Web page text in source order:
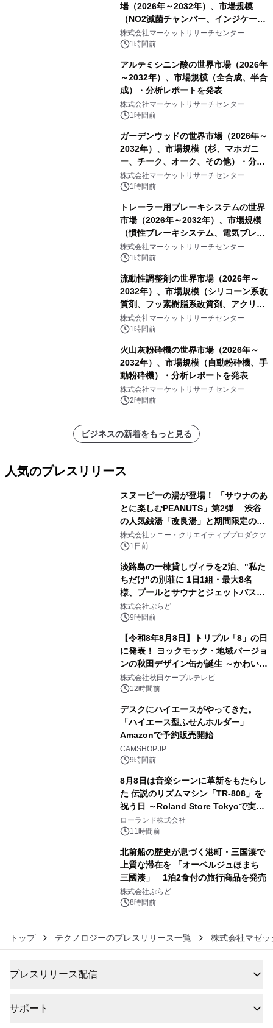
場（2026年～2032年）、市場規模
（NO2滅菌チャンバー、インジケータ
ーおよびモニタリングシステム、その
他）・分析レポートを発表
株式会社マーケットリサーチセンター
1時間前
アルテミシニン酸の世界市場（2026年
～2032年）、市場規模（全合成、半合
成）・分析レポートを発表
株式会社マーケットリサーチセンター
1時間前
ガーデンウッドの世界市場（2026年～
2032年）、市場規模（杉、マホガニ
ー、チーク、オーク、その他）・分析
レポートを発表
株式会社マーケットリサーチセンター
1時間前
トレーラー用ブレーキシステムの世界
市場（2026年～2032年）、市場規模
（慣性ブレーキシステム、電気ブレー
キシステム、その他）・分析レポート
を発表
株式会社マーケットリサーチセンター
1時間前
流動性調整剤の世界市場（2026年～
2032年）、市場規模（シリコーン系改
質剤、フッ素樹脂系改質剤、アクリル
系改質剤、ポリウレタン系改質剤、ワ
ックス系改質剤）・分析レポートを発
株式会社マーケットリサーチセンター
1時間前
火山灰粉砕機の世界市場（2026年～
2032年）、市場規模（自動粉砕機、手
動粉砕機）・分析レポートを発表
株式会社マーケットリサーチセンター
2時間前
ビジネスの新着をもっと見る
人気のプレスリリース
スヌーピーの湯が登場！ 「サウナのあ
とに楽しむPEANUTS」第2弾 渋谷
の人気銭湯「改良湯」と期間限定のコ
ラボレーション サウナイキタイコラ
ボグッズも発売決定！
株式会社ソニー・クリエイティブプロダクツ
1日前
淡路島の一棟貸しヴィラを2泊、"私た
ちだけ"の別荘に 1日1組・最大8名
様、プールとサウナとジェットバス付
きで Villa Mon Temps AWAJIの連泊
素泊りプラン
株式会社ぷらど
9時間前
【令和8年8月8日】トリプル「8」の日
に発表！ ヨックモック・地域バージョ
ンの秋田デザイン缶が誕生 ～かわいい
秋田犬の子犬と秋田の四季と名所を巡
るパッケージ～ 9月1日(火)秋田県内で
株式会社秋田ケーブルテレビ
12時間前
デスクにハイエースがやってきた。
「ハイエース型ふせんホルダー」
Amazonで予約販売開始
CAMSHOP.JP
9時間前
8月8日は音楽シーンに革新をもたらし
た 伝説のリズムマシン「TR-808」を
祝う日 ～Roland Store Tokyoで実機
を展示しての 記念キャンペーンを開
催 英国ラジオ「NTS」の 特別プログ
アーティストを フィーチャーしたアニ
メーションを公開～
ローランド株式会社
11時間前
北前船の歴史が息づく港町・三国湊で
上質な滞在を 「オーベルジュほまち
三國湊」 1泊2食付の旅行商品を発売
株式会社ぷらど
8時間前
トップ テクノロジーのプレスリリース一覧 株式会社マゼッ
プレスリリース配信
サポート